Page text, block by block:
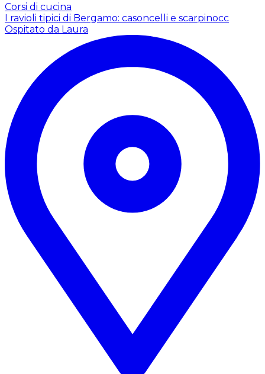
Corsi di cucina
I ravioli tipici di Bergamo: casoncelli e scarpinocc
Ospitato da Laura